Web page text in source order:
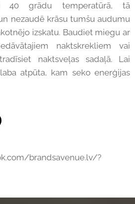
40 grādu temperatūrā, tā
nezaudē krāsu tumšu audumu
izskatu. Baudiet miegu ar
naktskrekliem vai
naktsveļas sadaļā. Lai
atpūta, kam seko enerģijas
brandsavenue.lv/?